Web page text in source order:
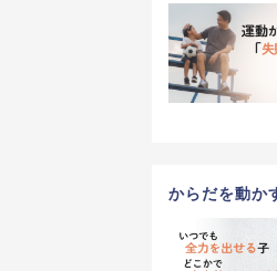
からだを動か